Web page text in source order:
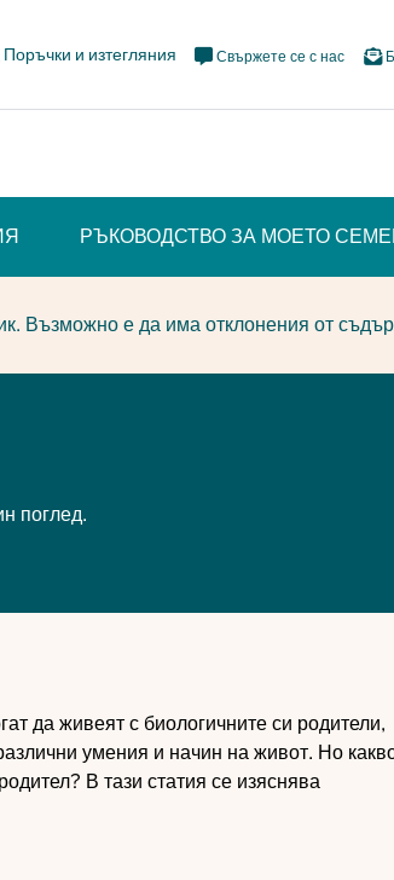
Поръчки и изтегляния
Meta
Social
Свържете се с нас
РЪКОВОДСТВО ЗА МОЕТО
Възможно е да има отклонения от
поглед.
да живеят с биологичните си родители,
умения и начин на живот. Но
В тази статия се изяснява